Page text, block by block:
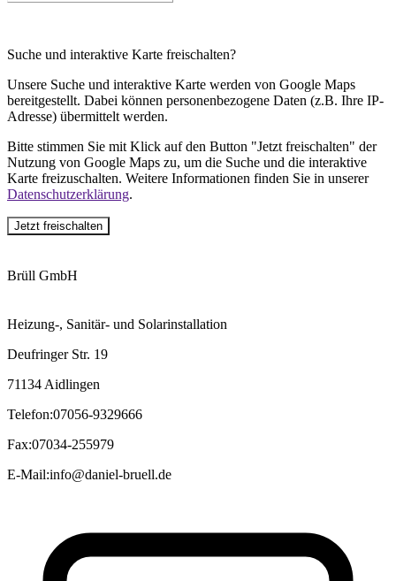
Suche und interaktive Karte freischalten?
Unsere Suche und interaktive Karte werden von Google Maps
bereitgestellt. Dabei können personenbezogene Daten (z.B. Ihre IP-
Adresse) übermittelt werden.
Bitte stimmen Sie mit Klick auf den Button "Jetzt freischalten" der
Nutzung von Google Maps zu, um die Suche und die interaktive
Karte freizuschalten. Weitere Informationen finden Sie in unserer
Datenschutzerklärung.
Jetzt freischalten
Brüll GmbH
Heizung-, Sanitär- und Solarinstallation
Deufringer Str. 19
71134 Aidlingen
Telefon:07056-9329666
Fax:07034-255979
E-Mail:info@daniel-bruell.de